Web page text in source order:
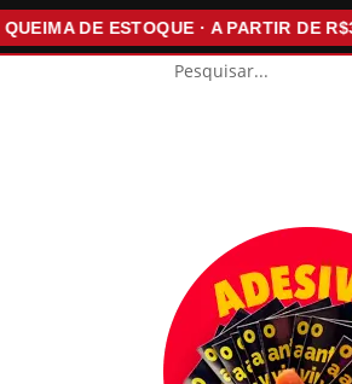
DE ESTOQUE · A PARTIR DE R$30